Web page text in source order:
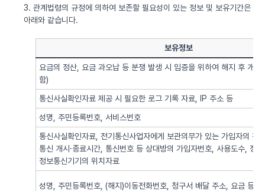
3. 관계법령의 규정에 의하여 보존할 필요성이 있는 정보 및 보유기간은
아래와 같습니다.
보유정보
요금의 정산, 요금 과오납 등 분쟁 발생 시 입증을 위하여 해지 후 개인
함)
통신사실확인자료 제공 시 필요한 로그 기록 자료, IP 주소 등
성명, 주민등록번호, 서비스번호
통신사실확인자료, 전기통신사업자에게 보관의무가 있는 가입자의 전
통신 개시·종료시간, 통신번호 등 상대방의 가입자번호, 사용도수, 정
정보통신기기의 위치자료
성명, 주민등록번호, (해지)이동전화번호, 청구서 배달 주소, 요금 등